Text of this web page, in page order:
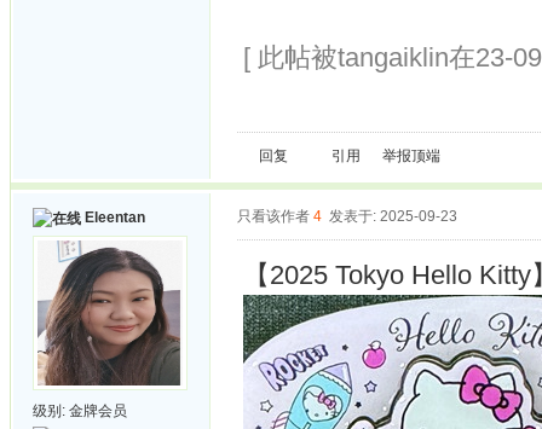
[ 此帖被tangaiklin在23-
回复 引用 举报顶端
Eleentan
级别: 金牌会员
只看该作者 4 发表于: 2025-09-23
【2025 Tokyo Hello Kitty